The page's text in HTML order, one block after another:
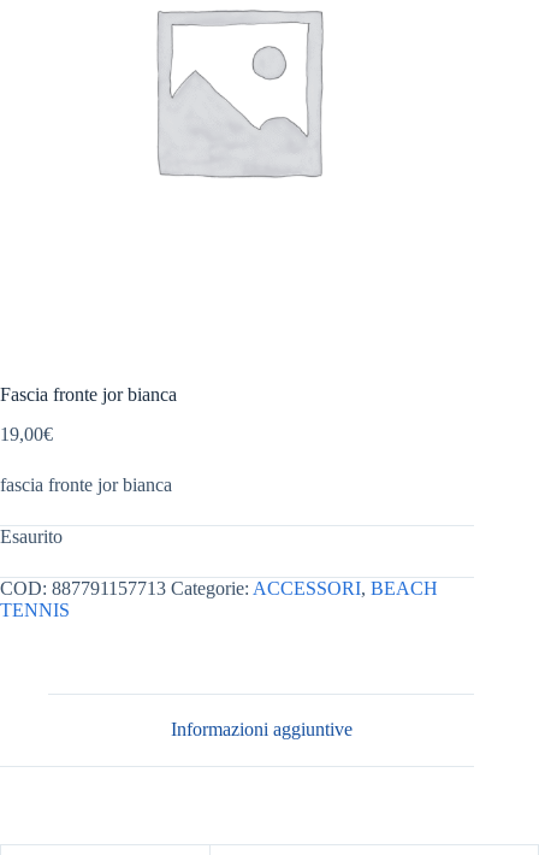
Fascia fronte jor bianca
19,00€
fascia fronte jor bianca
Esaurito
COD: 887791157713 Categorie: ACCESSORI, BEACH
TENNIS
Informazioni aggiuntive